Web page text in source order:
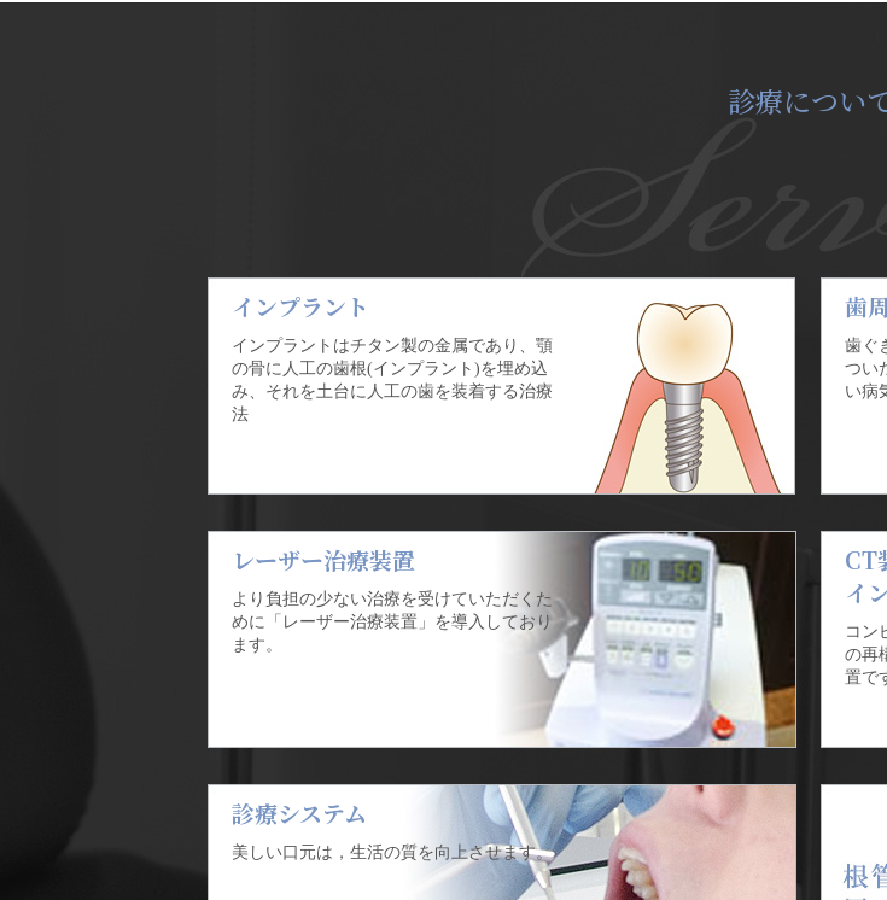
診療につい
インプラント
インプラントはチタン製の金属であり、顎
の骨に人工の歯根(インプラント)を埋め込
み、それを土台に人工の歯を装着する治療
法
歯
歯ぐ
つい
い病
レーザー治療装置
より負担の少ない治療を受けていただくた
めに「レーザー治療装置」を導入しており
ます。
CT
イ
コン
の再
置で
診療システム
美しい口元は，生活の質を向上させます。